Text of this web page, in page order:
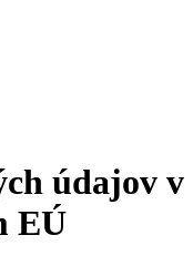
údajov v
EÚ